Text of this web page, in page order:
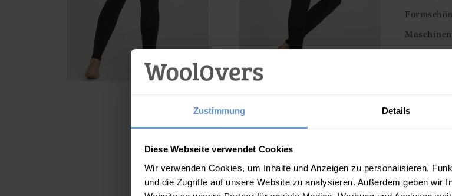
Zustimmung Details
Diese Webseite verwendet Cookies
Wir verwenden Cookies, um Inhalte und Anzeigen zu personalisieren,
und die Zugriffe auf unsere Website zu analysieren. Außerdem geben wir